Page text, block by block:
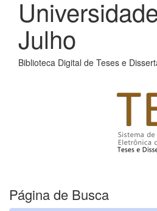
Julho
Biblioteca Digital de Teses e
Página de Busca